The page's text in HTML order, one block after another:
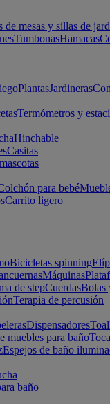
de mesas y sillas de
TumbonasHamacas
PlantasJardineras
Termómetros y
Hinchable
Casitas
para bebé
Carrito ligero
Bicicletas spinning
Máquinas
de stepCuerdasBolas
Terapia de percusión
Dispensadores
muebles para baño
Espejos de baño
baño